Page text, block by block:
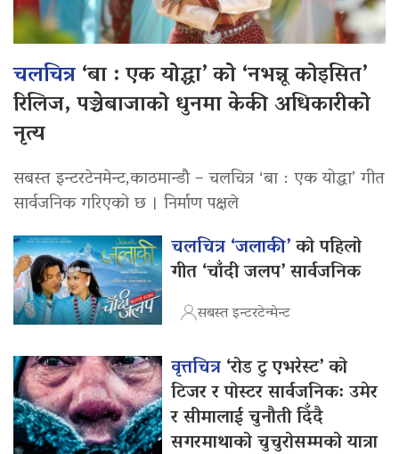
चलचित्र‘बा : एक योद्धा’ को ‘नभन्नू कोइसित’
रिलिज, पञ्चेबाजाको धुनमा केकी अधिकारीको
नृत्य
सबस्त इन्टरटेनमेन्ट,काठमान्डौ – चलचित्र ‘बा : एक योद्धा’ गीत
सार्वजनिक गरिएको छ । निर्माण पक्षले
चलचित्र ‘जलाकी’को पहिलो
गीत ‘चाँदी जलप’ सार्वजनिक
सबस्त इन्टरटेन्मेन्ट
वृत्तचित्र‘रोड टु एभरेस्ट’ को
टिजर र पोस्टर सार्वजनिक: उमेर
र सीमालाई चुनौती दिँदै
सगरमाथाको चुचुरोसम्मको यात्रा